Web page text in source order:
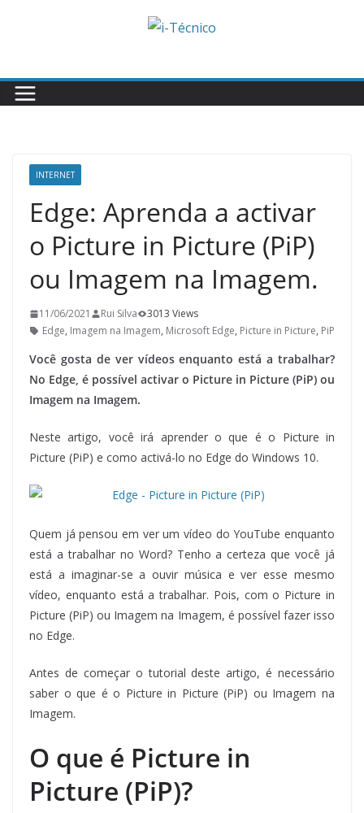
INTERNET
Edge: Aprenda a activar
o Picture in Picture (PiP)
ou Imagem na Imagem.
11/06/2021 Rui Silva
3013 Views
Edge, Imagem na Imagem, Microsoft Edge, Picture in Picture, PiP
Você gosta de ver vídeos enquanto está a trabalhar?
No Edge, é possível activar o Picture in Picture (PiP) ou
Imagem na Imagem.
Neste artigo, você irá aprender o que é o Picture in
Picture (PiP) e como activá-lo no Edge do Windows 10.
Quem já pensou em ver um vídeo do YouTube enquanto
está a trabalhar no Word? Tenho a certeza que você já
está a imaginar-se a ouvir música e ver esse mesmo
vídeo, enquanto está a trabalhar. Pois, com o Picture in
Picture (PiP) ou Imagem na Imagem, é possível fazer isso
no Edge.
Antes de começar o tutorial deste artigo, é necessário
saber o que é o Picture in Picture (PiP) ou Imagem na
Imagem.
O que é Picture in
Picture (PiP)?